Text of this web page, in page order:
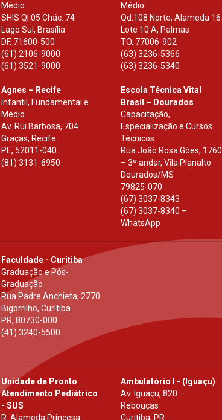
Médio
SHIS Ql 05 Chác. 74
Lago Sul, Brasília
DF, 71600-500
(61) 2106-9000
(61) 3521-9000
Médio
Qd.108 Norte, Alameda 16
Lote 10 A, Palmas
TO, 77006-902
(63) 3236-5366
(63) 3236-5340
Agnes – Recife
Infantil, Fundamental e
Médio
Av. Rui Barbosa, 704
Graças, Recife
PE, 52011-040
(81) 3131-6950
Escola Técnica Vital
Brasil – Dourados
Capacitação,
Especialização e Cursos
Técnicos
Rua João Rosa Góes, 1760
– 3º andar, Vila Planalto
Dourados/MS
79825-070
(67) 3037-8343
(67) 3037-8340 –
WhatsApp
Faculdade - Curitiba
Graduação e Pós-
Graduação
Rua Padre Anchieta, 2770
Bigorrilho, Curitiba
PR, 80730-000
(41) 3240-5500
Unidade de Pronto
Atendimento Pediátrico
- SUS
R. Alameda Princesa
Ambulatório I - (Iguaçu)
Av. Iguaçu, 820 –
Rebouças
Curitiba, PR